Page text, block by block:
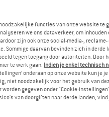
functies van onze website te
we ons dataverkeer, om inhouden
zijn ook onze social-media-, reclame-
Sommige daarvan bevinden zich in derde
tegen toegang door autoriteiten. Door
te werk gaan. Indien je enkel technisch
onderaan op onze website kun je
niet noodzakelijk voor het gebruik van
gegeven onder "Cookie-
van doorgiften naar derde landen, vind